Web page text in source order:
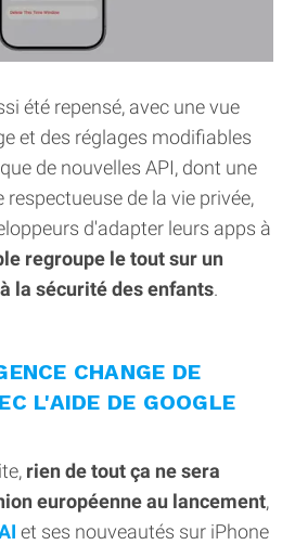
été repensé, avec une vue
et des réglages modifiables
de nouvelles API, dont une
respectueuse de la vie privée,
d'adapter leurs apps à
regroupe le tout sur un
la sécurité des enfants.
CHANGE DE
L'AIDE DE GOOGLE
rien de tout ça ne sera
européenne au lancement,
et ses nouveautés sur iPhone